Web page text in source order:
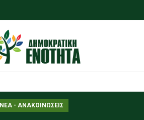
ΝΕΑ - ΑΝΑΚΟΙΝΩΣΕΙΣ